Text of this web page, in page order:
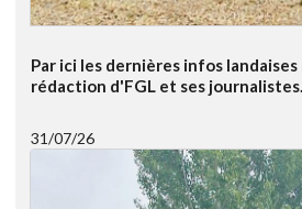
Par ici les dernières infos
rédaction d'FGL et ses journalistes...
31/07/26